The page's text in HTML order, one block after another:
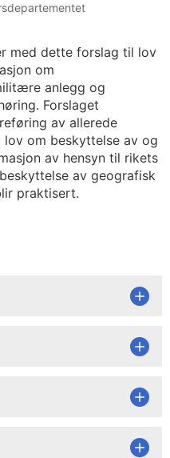
med dette forslag til lov
om
anlegg og
Forslaget
av allerede
om beskyttelse av og
av hensyn til rikets
av geografisk
praktisert.